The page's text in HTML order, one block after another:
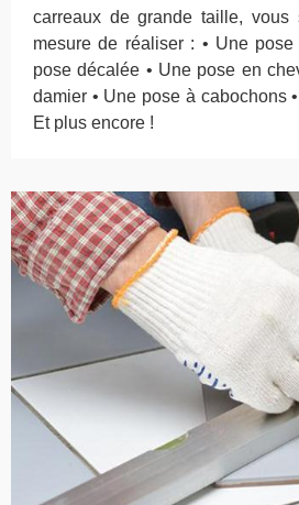
carreaux de grande taille, vous
mesure de réaliser : • Une
pose décalée • Une pose en
damier • Une pose à cabochons
Et plus encore !